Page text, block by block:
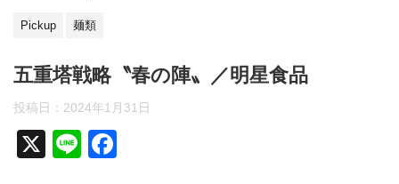
Pickup 麺類
五重塔戦略〝春の陣〟／明星食品
投稿日：2024年1月31日
X
Li